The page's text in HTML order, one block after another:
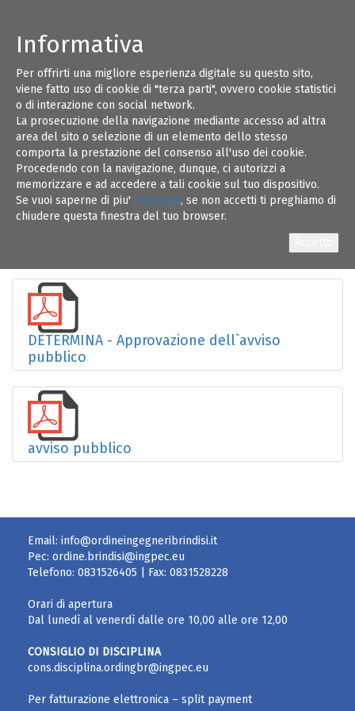
Informativa
Per offrirti una migliore esperienza digitale su questo sito,
viene fatto uso di cookie di "terza parti", ovvero cookie statistici
o di interazione con social network.
La prosecuzione della navigazione mediante accesso ad altra
area del sito o selezione di un elemento dello stesso
comporta la prestazione del consenso all'uso dei cookie.
Procedendo con la navigazione, dunque, ci autorizzi a
memorizzare e ad accedere a tali cookie sul tuo dispositivo.
Se vuoi saperne di piu' clicca qui, se non accetti ti preghiamo di
chiudere questa finestra del tuo browser.
29
GEN 18
AVVISO PUBBLICO PER LA NOMINA DEI
COMPONENTI DELLA COMMISSIONE LOCALE
PER IL PAESAGGIO AI SENSI DELLA LEGGE
REGIONALE PUGLIA N.20/2009 e ss.mm.ii.
DETERMINA - Approvazione dell`avviso
pubblico
avviso pubblico
Email: info@ordineingegneribrindisi.it
Pec: ordine.brindisi@ingpec.eu
Telefono: 0831526405 | Fax: 0831528228
Orari di apertura
Dal lunedì al venerdì dalle ore 10,00 alle ore 12,00
CONSIGLIO DI DISCIPLINA
cons.disciplina.ordingbr@ingpec.eu
Per fatturazione elettronica – split payment